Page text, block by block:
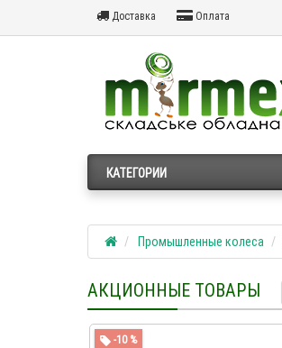
Доставка Оплата
КАТЕГОРИИ
Промышленные колеса
АКЦИОННЫЕ ТОВАРЫ
-10 %